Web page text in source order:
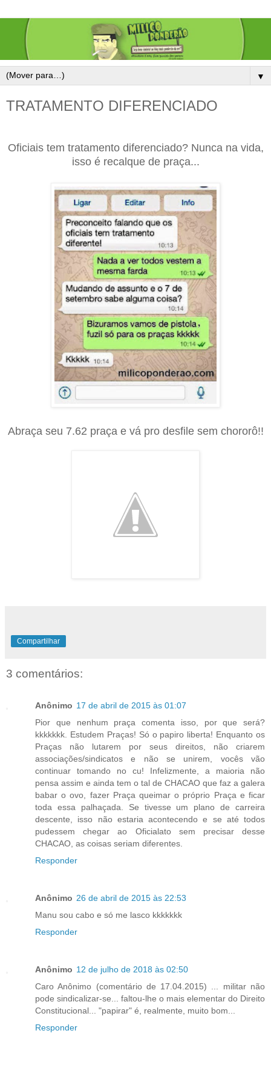
▼
TRATAMENTO DIFERENCIADO
Oficiais tem tratamento diferenciado? Nunca na vida,
isso é recalque de praça...
Abraça seu 7.62 praça e vá pro desfile sem chororô!!
Compartilhar
3 comentários:
Anônimo 17 de abril de 2015 às 01:07
Pior que nenhum praça comenta isso, por que será?
kkkkkkk. Estudem Praças! Só o papiro liberta! Enquanto os
Praças não lutarem por seus direitos, não criarem
associações/sindicatos e não se unirem, vocês vão
continuar tomando no cu! Infelizmente, a maioria não
pensa assim e ainda tem o tal de CHACAO que faz a galera
babar o ovo, fazer Praça queimar o próprio Praça e ficar
toda essa palhaçada. Se tivesse um plano de carreira
descente, isso não estaria acontecendo e se até todos
pudessem chegar ao Oficialato sem precisar desse
CHACAO, as coisas seriam diferentes.
Responder
Anônimo 26 de abril de 2015 às 22:53
Manu sou cabo e só me lasco kkkkkkk
Responder
Anônimo 12 de julho de 2018 às 02:50
Caro Anônimo (comentário de 17.04.2015) ... militar não
pode sindicalizar-se... faltou-lhe o mais elementar do Direito
Constitucional... "papirar" é, realmente, muito bom...
Responder